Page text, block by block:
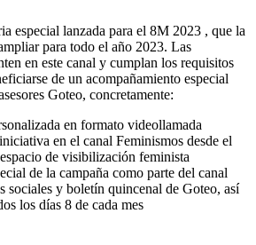
especial lanzada para el 8M 2023 , que la
para todo el año 2023. Las
en este canal y cumplan los requisitos
de un acompañamiento especial
Goteo, concretamente:
en formato videollamada
en el canal Feminismos desde el
de visibilización feminista
de la campaña como parte del canal
sociales y boletín quincenal de Goteo, así
los días 8 de cada mes